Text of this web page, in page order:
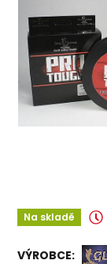
Na skladě
VÝROBCE: